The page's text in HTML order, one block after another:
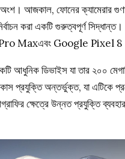
আজকাল, ফোনের ক্যামেরার
করা একটি গুরুত্বপূর্ণ
Maxএবং Google Pixel 8
ডিভাইস যা তার ২০০
প্রযুক্তি অন্তর্ভুক্ত, যা
ক্ষেত্রে উন্নত প্রযুক্তি